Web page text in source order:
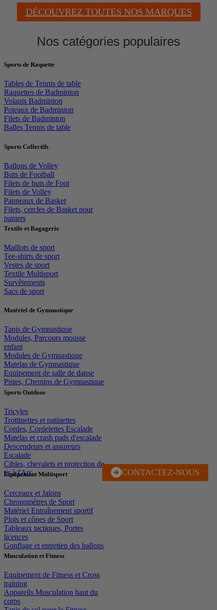
J'EN PROFITE
CONTACTEZ-NOUS
DÉCOUVREZ TOUTES NOS MARQUES
Nos catégories populaires
Sports de Raquette
Tables de Tennis de table
Raquettes de Badminton
Volants Badminton
Poteaux de Badminton
Filets de Badminton
Balles Tennis de table
Sports Collectifs
Ballons de Volley
Buts de Football
Filets de buts de Foot
Filets de Volley
Panneaux de Basket
Filets, cercles de Basket pour
paniers
Textile et Bagagerie
Maillots de sport
Tee-shirts de sport
Vestes de sport
Textile Multisport
Survêtements
Sacs de sport
Matériel de Gymnastique
Tapis de Gymnastique
Modules, Parcours mousse
enfant
Modules de Gymnastique
Matelas de Gymnastique
Equipement de salle de danse
Pistes, Chemins de Gymnastique
Sports Outdoor
Tricyles
Trottinettes et patinettes
Cordes, Cordelettes Escalade
Matelas et crash pads d'escalade
Descendeurs et assureurs
Escalade
Cibles, chevalets et protection de
tir à l'Arc
Equipement Multisport
Cerceaux et Jalons
Chronomètres de Sport
Matériel Entraînement sportif
Plots et cônes de Sport
Tableaux tactiques, Portes
licences
Gonflage et entretien des ballons
Musculation et Fitness
Equipement de Fitness et Cross
training
Appareils Musculation haut du
corps